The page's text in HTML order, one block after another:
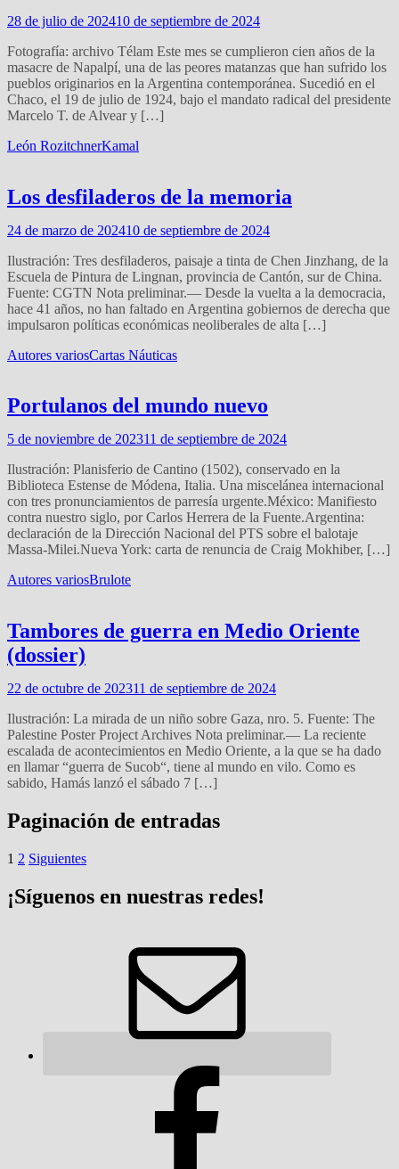
28 de julio de 202410 de septiembre de 2024
Fotografía: archivo Télam Este mes se cumplieron cien años de la
masacre de Napalpí, una de las peores matanzas que han sufrido los
pueblos originarios en la Argentina contemporánea. Sucedió en el
Chaco, el 19 de julio de 1924, bajo el mandato radical del presidente
Marcelo T. de Alvear y […]
León RozitchnerKamal
Los desfiladeros de la memoria
24 de marzo de 202410 de septiembre de 2024
Ilustración: Tres desfiladeros, paisaje a tinta de Chen Jinzhang, de la
Escuela de Pintura de Lingnan, provincia de Cantón, sur de China.
Fuente: CGTN Nota preliminar.— Desde la vuelta a la democracia,
hace 41 años, no han faltado en Argentina gobiernos de derecha que
impulsaron políticas económicas neoliberales de alta […]
Autores variosCartas Náuticas
Portulanos del mundo nuevo
5 de noviembre de 202311 de septiembre de 2024
Ilustración: Planisferio de Cantino (1502), conservado en la
Biblioteca Estense de Módena, Italia. Una miscelánea internacional
con tres pronunciamientos de parresía urgente.México: Manifiesto
contra nuestro siglo, por Carlos Herrera de la Fuente.Argentina:
declaración de la Dirección Nacional del PTS sobre el balotaje
Massa-Milei.Nueva York: carta de renuncia de Craig Mokhiber, […]
Autores variosBrulote
Tambores de guerra en Medio Oriente
(dossier)
22 de octubre de 202311 de septiembre de 2024
Ilustración: La mirada de un niño sobre Gaza, nro. 5. Fuente: The
Palestine Poster Project Archives Nota preliminar.— La reciente
escalada de acontecimientos en Medio Oriente, a la que se ha dado
en llamar “guerra de Sucob“, tiene al mundo en vilo. Como es
sabido, Hamás lanzó el sábado 7 […]
Paginación de entradas
1 2 Siguientes
¡Síguenos en nuestras redes!